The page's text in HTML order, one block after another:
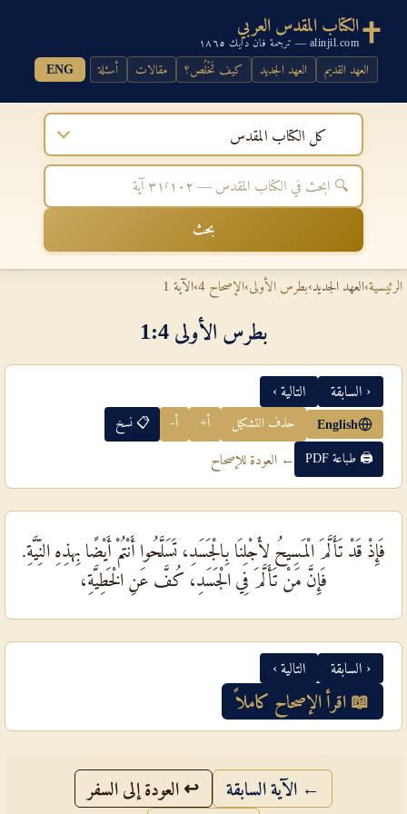
الكتاب المقدس العربي
alinjil.com — ترجمة فان دايك ١٨٦٥
العهد القديم العهد الجديد كيف تَخْلُص؟ مقالات أسئلة ENG
كل الكتاب المقدس
بحث
الرئيسية›العهد الجديد›بطرس الأولى›الإصحاح 4 ›الآية 1
بطرس الأولى 4‏:‏1
‹ السابقة التالية ›
English حذف التشكيل أ+ أ- 📋 نسخ
🖨 طباعة PDF ← العودة للإصحاح
فَإِذْ قَدْ تَأَلَّمَ الْمَسِيحُ لأَجْلِنَا بِالْجَسَدِ، تَسَلَّحُوا أَنْتُمْ أَيْضًا بِهذِهِ النِّيَّةِ.
فَإِنَّ مَنْ تَأَلَّمَ فِي الْجَسَدِ، كُفَّ عَنِ الْخَطِيَّةِ،
‹ السابقة التالية ›
📖 اقرأ الإصحاح كاملاً
← الآية السابقة ↩ العودة إلى السفر